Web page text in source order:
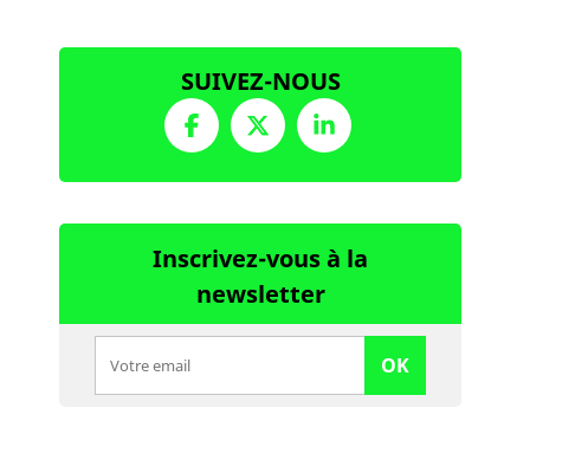
SUIVEZ-NOUS
Inscrivez-vous à la
newsletter
OK